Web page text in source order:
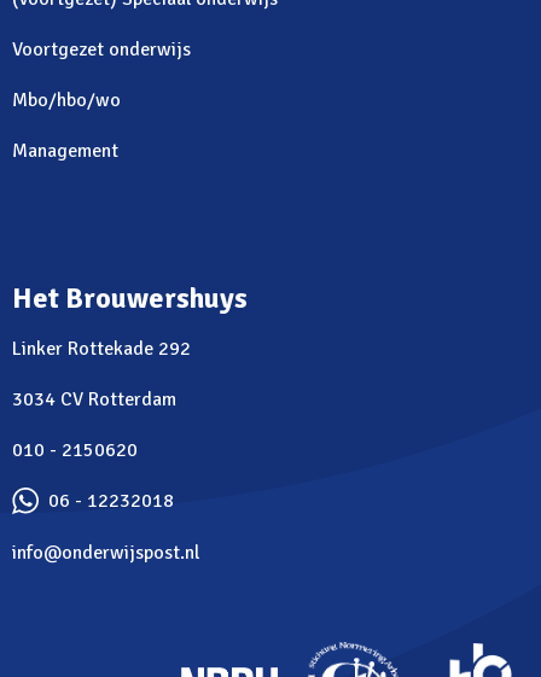
Voortgezet onderwijs
Mbo/hbo/wo
Management
Het Brouwershuys
Linker Rottekade 292
3034 CV Rotterdam
010 - 2150620
06 - 12232018
info@onderwijspost.nl